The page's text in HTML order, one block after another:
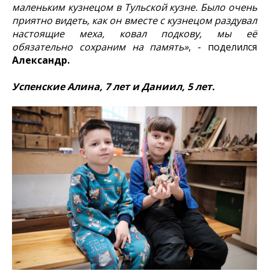
маленьким кузнецом в Тульской кузне. Было очень
приятно видеть, как он вместе с кузнецом раздувал
настоящие меха, ковал подкову, мы её
обязательно сохраним на память», - поделился
Александр.
Успенские Алина, 7 лет и Даниил, 5 лет.